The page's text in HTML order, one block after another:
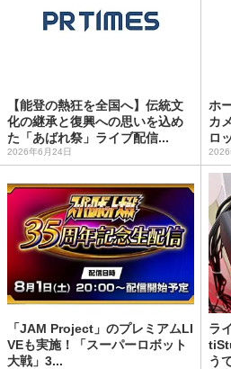
【能登の熱狂を全国へ】伝統文
化の継承と復興への思いを込め
た「あばれ祭」ライブ配信...
2026年6月24日
ホ
カ
ロ
2026
「JAM Project」のプレミアムLI
VEも実施！「スーパーロボット
大戦」3...
ラ
う